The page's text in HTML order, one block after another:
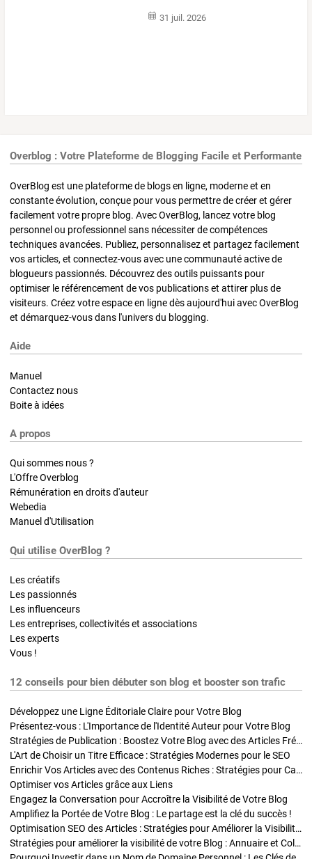
31 juil. 2026
Overblog : Votre Plateforme de Blogging Facile et Performante
OverBlog est une plateforme de blogs en ligne, moderne et en
constante évolution, conçue pour vous permettre de créer et gérer
facilement votre propre blog. Avec OverBlog, lancez votre blog
personnel ou professionnel sans nécessiter de compétences
techniques avancées. Publiez, personnalisez et partagez facilement
vos articles, et connectez-vous avec une communauté active de
blogueurs passionnés. Découvrez des outils puissants pour
optimiser le référencement de vos publications et attirer plus de
visiteurs. Créez votre espace en ligne dès aujourd'hui avec OverBlog
et démarquez-vous dans l'univers du blogging.
Aide
Manuel
Contactez nous
Boite à idées
A propos
Qui sommes nous ?
L'Offre Overblog
Rémunération en droits d'auteur
Webedia
Manuel d'Utilisation
Qui utilise OverBlog ?
Les créatifs
Les passionnés
Les influenceurs
Les entreprises, collectivités et associations
Les experts
Vous !
12 conseils pour bien débuter son blog et booster son trafic
Développez une Ligne Éditoriale Claire pour Votre Blog
Présentez-vous : L'Importance de l'Identité Auteur pour Votre Blog
Stratégies de Publication : Boostez Votre Blog avec des Articles Fréquents et Exclusifs
L'Art de Choisir un Titre Efficace : Stratégies Modernes pour le SEO
Enrichir Vos Articles avec des Contenus Riches : Stratégies pour Captiver et Optimiser
Optimiser vos Articles grâce aux Liens
Engagez la Conversation pour Accroître la Visibilité de Votre Blog
Amplifiez la Portée de Votre Blog : Le partage est la clé du succès !
Optimisation SEO des Articles : Stratégies pour Améliorer la Visibilité de Votre Blog
Stratégies pour améliorer la visibilité de votre Blog : Annuaire et Collaborations